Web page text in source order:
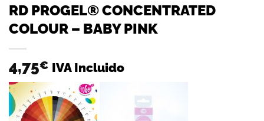
RD PROGEL® CONCENTRATED
COLOUR – BABY PINK
4,75€ IVA Incluido